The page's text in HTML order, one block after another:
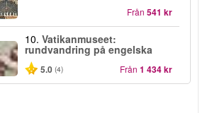
Från 541 kr
10. Vatikanmuseet:
rundvandring på engelska
5.0 (4) Från 1 434 kr